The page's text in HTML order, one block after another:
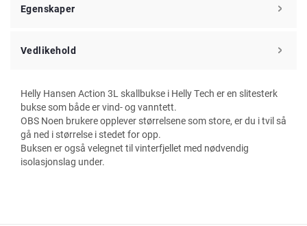
Egenskaper
Vedlikehold
Helly Hansen Action 3L skallbukse i Helly Tech er en slitesterk
bukse som både er vind- og vanntett.
OBS Noen brukere opplever størrelsene som store, er du i tvil så
gå ned i størrelse i stedet for opp.
Buksen er også velegnet til vinterfjellet med nødvendig
isolasjonslag under.